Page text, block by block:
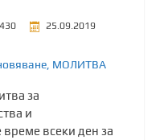
430 25.09.2019
МОЛИТВА
за
и
всеки ден за